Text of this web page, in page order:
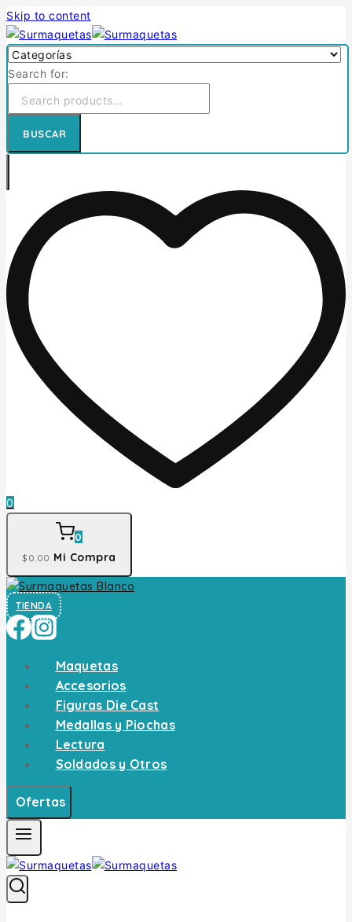
Skip to content
Search for:
BUSCAR
0
0
$0 .00 Mi Compra
TIENDA
Maquetas
Accesorios
Figuras Die Cast
Medallas y Piochas
Lectura
Soldados y Otros
Ofertas